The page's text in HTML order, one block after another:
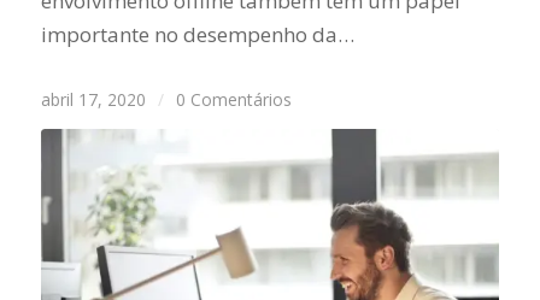
importante no desempenho da…
abril 17, 2020 / 0 Comentários